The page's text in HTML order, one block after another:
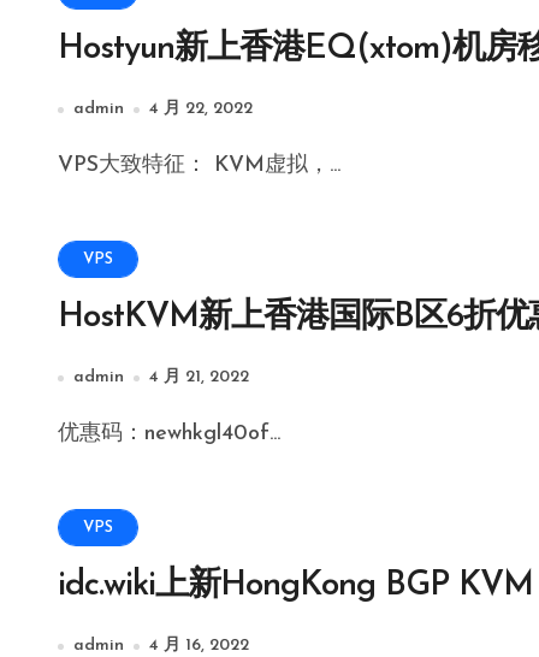
Hostyun新上香港EQ(xtom)机房
admin 4 月 22, 2022
VPS大致特征： KVM虚拟，...
VPS
HostKVM新上香港国际B区6折优
admin 4 月 21, 2022
优惠码：newhkgl40of...
VPS
idc.wiki上新HongKong BGP
admin 4 月 16, 2022